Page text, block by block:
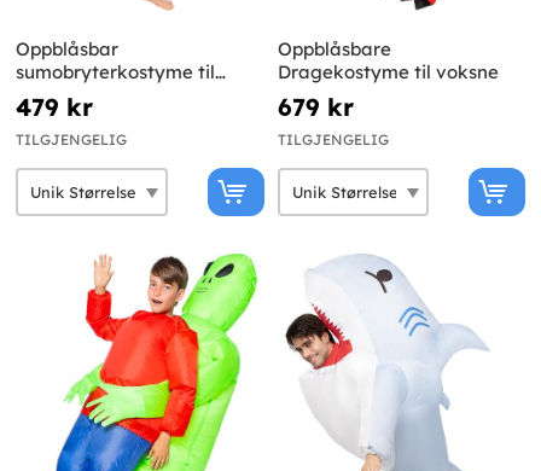
Oppblåsbar
sumobryterkostyme til
voksne
479 kr
TILGJENGELIG
Oppblåsbare
Dragekostyme til voksne
679 kr
TILGJENGELIG